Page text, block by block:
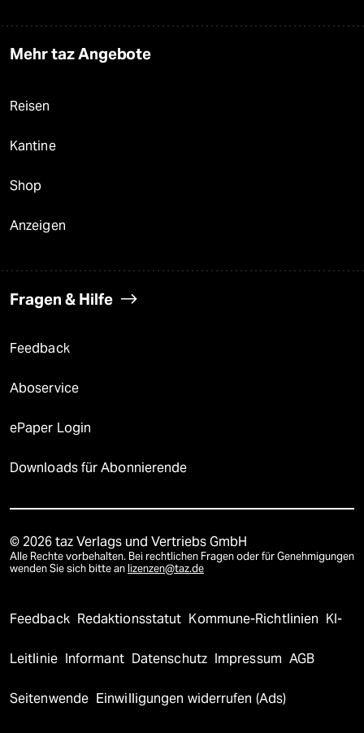
Mehr taz Angebote
Reisen
Kantine
Shop
Anzeigen
Fragen & Hilfe
Feedback
Aboservice
ePaper Login
Downloads für Abonnierende
© 2026 taz Verlags und Vertriebs GmbH
Alle Rechte vorbehalten. Bei rechtlichen Fragen oder für Genehmigungen
wenden Sie sich bitte an lizenzen@taz.de
Feedback Redaktionsstatut Kommune-Richtlinien KI-
Leitlinie Informant Datenschutz Impressum AGB
Seitenwende Einwilligungen widerrufen (Ads)